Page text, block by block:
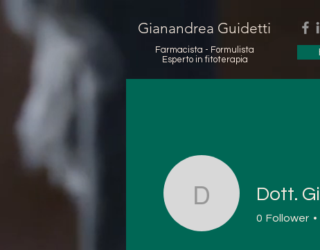
Gianandrea Guidetti
Farmacista - Formulista
Esperto in fitoterapia
Dott. Dott.
0 Follower